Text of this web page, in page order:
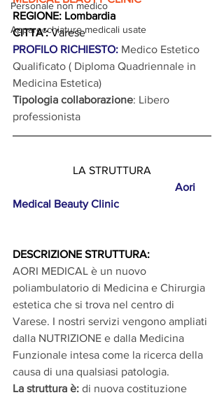
Personale non medico
Apparecchiature medicali usate
REGIONE: Lombardia
CITTA': Varese
PROFILO RICHIESTO: Medico Estetico
Qualificato ( Diploma Quadriennale in
Medicina Estetica)
Tipologia collaborazione: Libero
professionista
LA STRUTTURA
Medical Beauty Clinic
DESCRIZIONE STRUTTURA:
AORI MEDICAL è un nuovo
poliambulatorio di Medicina e Chirurgia
estetica che si trova nel centro di
Varese. I nostri servizi vengono ampliati
dalla NUTRIZIONE e dalla Medicina
Funzionale intesa come la ricerca della
causa di una qualsiasi patologia.
La struttura è: di nuova costituzione